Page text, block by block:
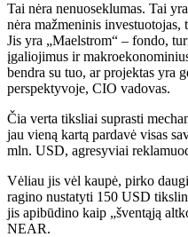
Tai nėra nenuoseklumas. Tai
nėra mažmeninis
Jis yra „Maelstrom“ – fondo,
įgaliojimus ir
bendra su tuo, ar projektas yra
perspektyvoje, CIO vadovas.
Čia verta tiksliai suprasti
jau vieną kartą pardavė visas
mln. USD, agresyviai
Vėliau jis vėl kaupė, pirko
ragino nustatyti 150 USD
jis apibūdino kaip „šventąją
NEAR.